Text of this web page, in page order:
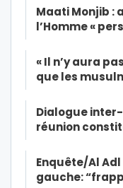
Maati Monjib :
l’Homme «
« Il n’y aura
que les
Dialogue
réunion
Enquête/Al
gauche: